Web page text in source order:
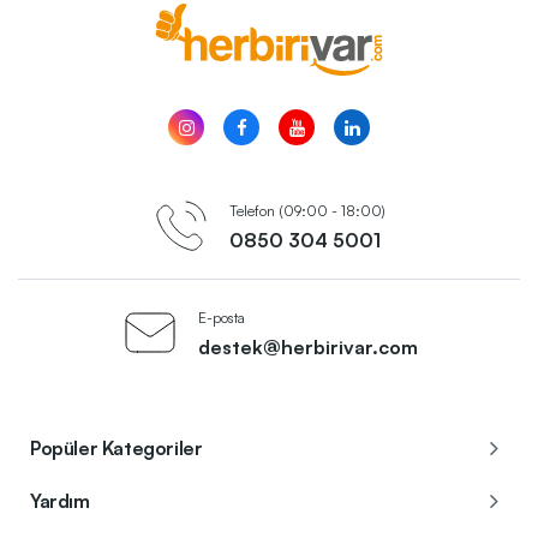
Telefon (09:00 - 18:00)
0850 304 5001
E-posta
destek@herbirivar.com
Popüler Kategoriler
Yardım